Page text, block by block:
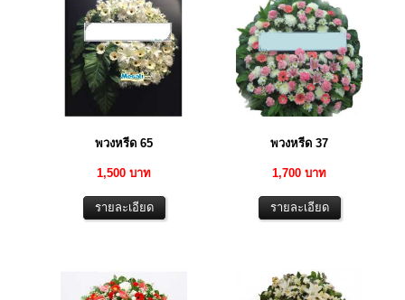
พวงหรีด 65
1,500 บาท
พวงหรีด 37
1,700 บาท